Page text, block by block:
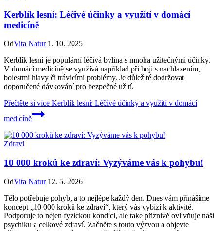
Kerblík lesní: Léčivé účinky a využití v domácí
medicíně
OdVita Natur 1. 10. 2025
Kerblík lesní je populární léčivá bylina s mnoha užitečnými účinky.
V domácí medicíně se využívá například při boji s nachlazením,
bolestmi hlavy či trávicími problémy. Je důležité dodržovat
doporučené dávkování pro bezpečné užití.
Přečtěte si více Kerblík lesní: Léčivé účinky a využití v domácí
medicíně
Zdraví
10 000 kroků ke zdraví: Vyzýváme vás k pohybu!
OdVita Natur 12. 5. 2026
Tělo potřebuje pohyb, a to nejlépe každý den. Dnes vám přinášíme
koncept „10 000 kroků ke zdraví“, který vás vybízí k aktivitě.
Podporuje to nejen fyzickou kondici, ale také příznivě ovlivňuje naši
psychiku a celkové zdraví. Začněte s touto výzvou a objevte